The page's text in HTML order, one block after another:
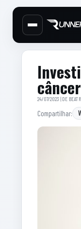
Cabecalho do site
Menu lateral de
Conteudo
Conteudo
câncer
24/07/2023 | DE
Compartilhar:
Barra lateral